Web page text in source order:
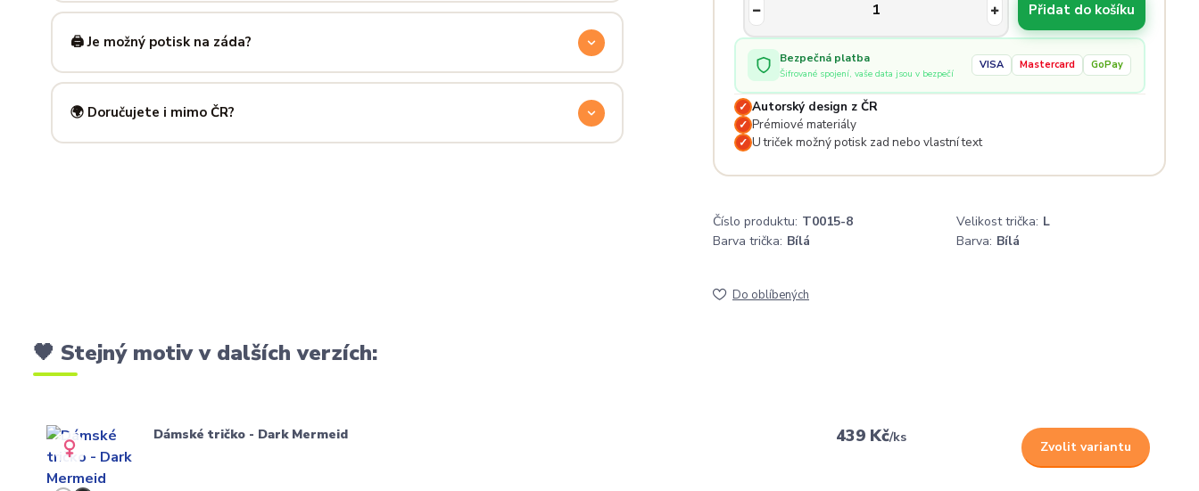
Standardně výměnu nenabízíme, ale víme, že se to stane — proto se nebojte napsat na
info@ilus.cz. Většinou společně najdeme řešení, které vás potěší.
🖨️ Je možný potisk na záda?
Ano! Potisk zad je možný u většiny našich produktů — skvělé pro originální dárky nebo párové
kousky. Napiš nám předem na
🌍 Doručujete i mimo ČR?
Přidat do košíku
Bezpečná platba
Šifrované spojení, vaše data jsou v bezpečí
VISA Mastercard GoPay
✓ Autorský design z ČR
✓ Prémiové materiály
✓ U triček možný potisk zad nebo vlastní text
Číslo produktu: T0015-8 Velikost trička: L
Barva trička: Bílá Barva: Bílá
Do oblíbených
🖤 Stejný motiv v dalších verzích:
Dámské tričko - Dark Mermeid 439 Kč/ks
Zvolit variantu